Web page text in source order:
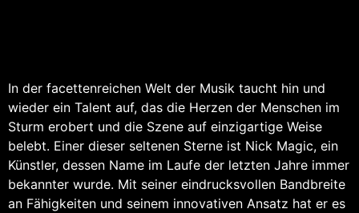
In der facettenreichen Welt der Musik taucht hin und
wieder ein Talent auf, das die Herzen der Menschen im
Sturm erobert und die Szene auf einzigartige Weise
belebt. Einer dieser seltenen Sterne ist Nick Magic, ein
Künstler, dessen Name im Laufe der letzten Jahre immer
bekannter wurde. Mit seiner eindrucksvollen Bandbreite
an Fähigkeiten und seinem innovativen Ansatz hat er es